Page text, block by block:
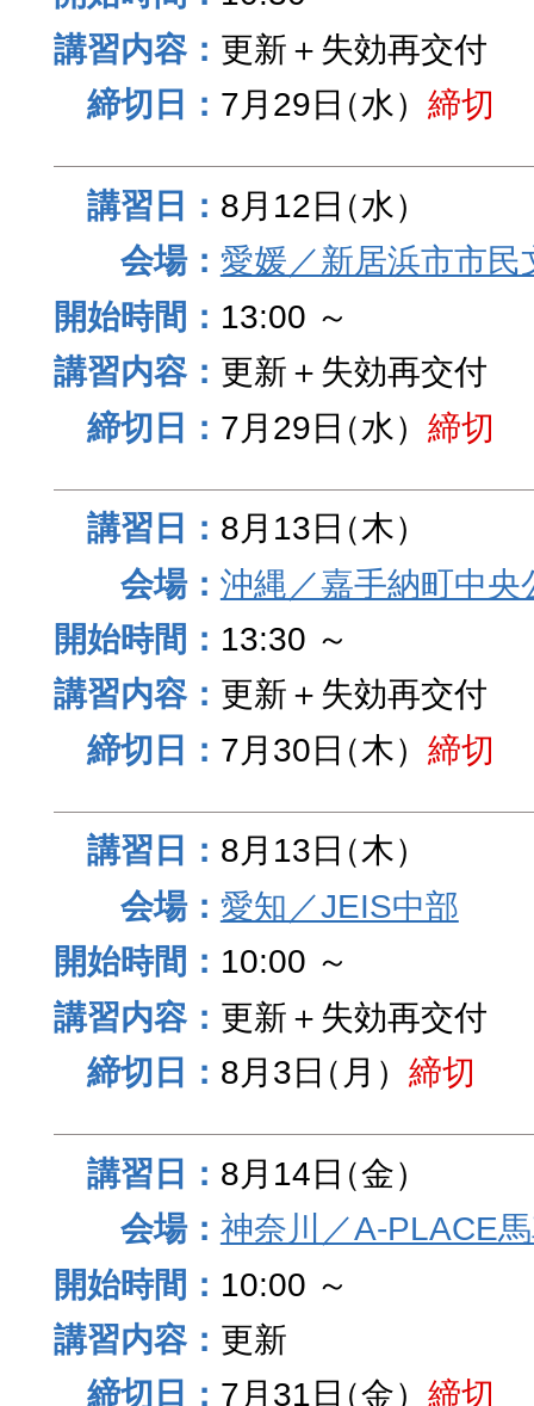
更新＋失効再交付
7月29日（水） 締切
8月12日（水）
愛媛／新居浜市市
13:00 ～
更新＋失効再交付
7月29日（水） 締切
8月13日（木）
沖縄／嘉手納町中央
13:30 ～
更新＋失効再交付
7月30日（木） 締切
8月13日（木）
愛知／JEIS中部
10:00 ～
更新＋失効再交付
8月3日（月） 締切
8月14日（金）
神奈川／A-PLACE
10:00 ～
更新
7月31日（金） 締切